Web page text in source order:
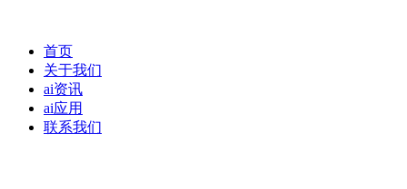
首页
关于我们
ai资讯
ai应用
联系我们